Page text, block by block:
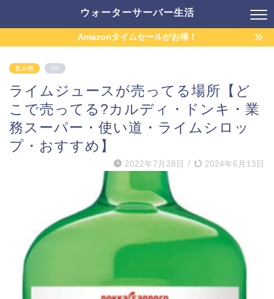
ウォーターサーバー生活
Amazonタイムセールがお得！
飲み物 PR
ライムジュースが売ってる場所【ど
こで売ってる?カルディ・ドンキ・業
務スーパー・使い道・ライムシロッ
プ・おすすめ】
2022年7月28日 / 2024年6月13日